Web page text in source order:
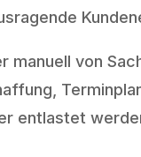
manuell von
entlastet